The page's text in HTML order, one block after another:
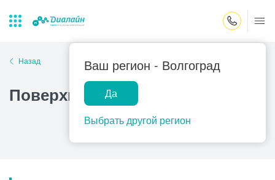
Ваш регион - Волгоград
Да
Выбрать другой регион
Лаборатории
Центр помощи
на дому
Закрыть поиск
Популярные запросы
Прием гинеколога
Назад
Поверхностный бульбит